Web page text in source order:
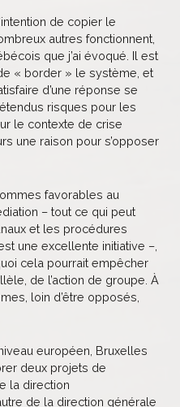
de copier le
autres fonctionnent,
que j’ai évoqué. Il est
« border » le système, et
d’une réponse se
risques pour les
le contexte de crise
une raison pour s’opposer
favorables au
– tout ce qui peut
et les procédures
une excellente initiative –,
cela pourrait empêcher
de l’action de groupe. À
loin d’être opposés,
européen, Bruxelles
deux projets de
la direction
de la direction générale